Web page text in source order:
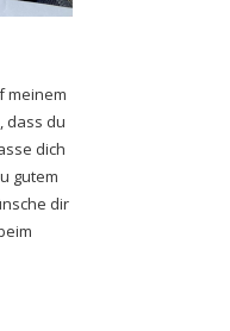
meinem
dass du
dich
gutem
dir